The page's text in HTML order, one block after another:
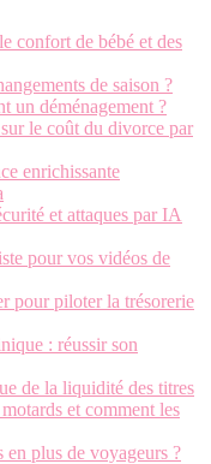
confort de bébé et des
de saison ?
un déménagement ?
le coût du divorce par
enrichissante
et attaques par IA
pour vos vidéos de
pour piloter la trésorerie
: réussir son
de la liquidité des titres
et comment les
plus de voyageurs ?